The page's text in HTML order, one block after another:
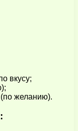
вкусу;
желанию).